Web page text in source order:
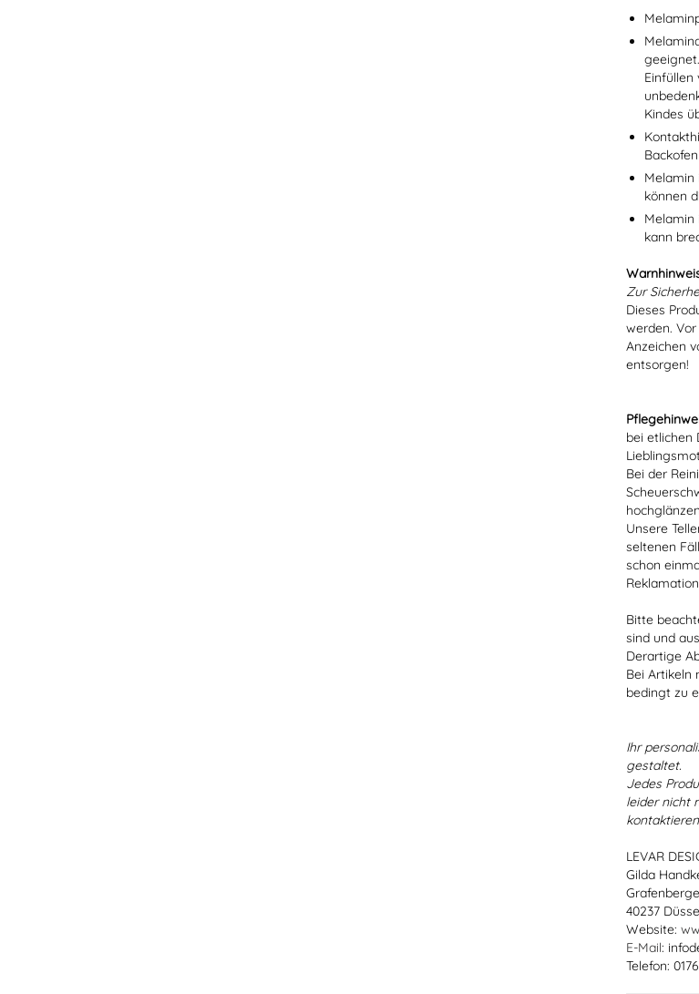
Einfüllen
Kindes
Melamin
können
Melamin
kann
Zur
Dieses
werden.
Anzeichen
entsorgen!
bei etlichen
Bei der
Unsere
seltenen
schon
Bitte
sind und
Derartige
Bei Artikeln
bedingt zu
Ihr
gestaltet.
Jedes
leider nicht
LEVAR
Gilda
40237
Website:
E-Mail:
Telefon: